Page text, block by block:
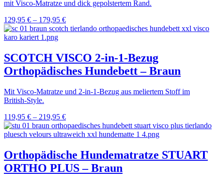
mit Visco-Matratze und dick gepolstertem Rand.
129,95 € – 179,95 €
SCOTCH VISCO 2-in-1-Bezug
Orthopädisches Hundebett – Braun
Mit Visco-Matratze und 2-in-1-Bezug aus meliertem Stoff im
British-Style.
119,95 € – 219,95 €
Orthopädische Hundematratze STUART
ORTHO PLUS – Braun